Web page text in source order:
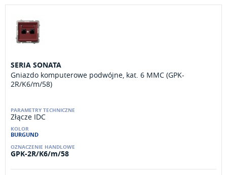
SERIA SONATA
Gniazdo komputerowe podwójne, kat. 6 MMC (GPK-
2R/K6/m/58)
Złącze IDC
BURGUND
GPK-2R/K6/m/58